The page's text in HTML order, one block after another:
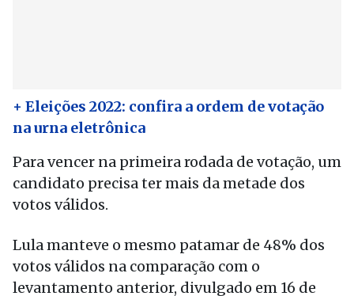
+ Eleições 2022: confira a ordem de votação
na urna eletrônica
Para vencer na primeira rodada de votação, um
candidato precisa ter mais da metade dos
votos válidos.
Lula manteve o mesmo patamar de 48% dos
votos válidos na comparação com o
levantamento anterior, divulgado em 16 de